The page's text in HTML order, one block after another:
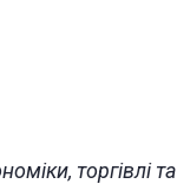
торгівлі та